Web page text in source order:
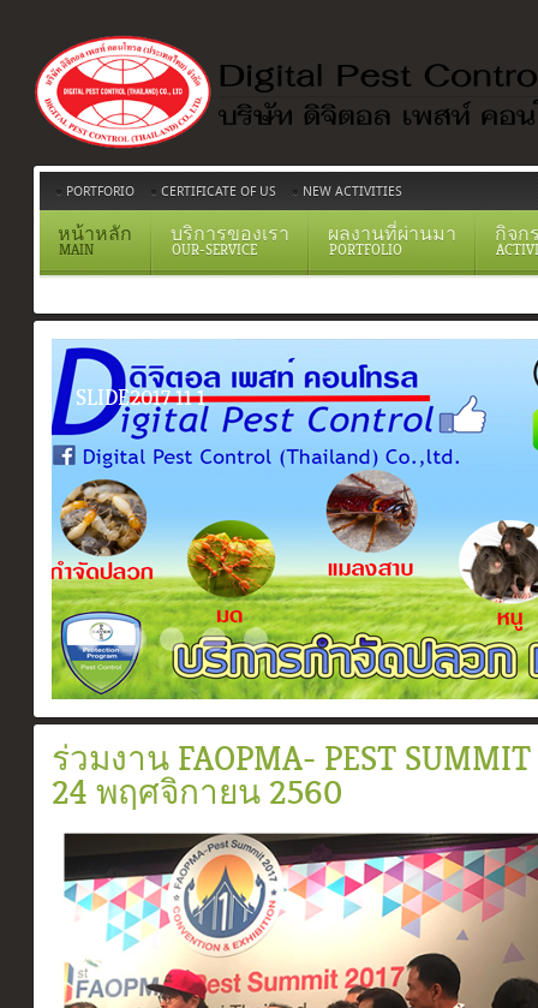
PORTFORIO CERTIFICATE OF US NEW ACTIVITIES
หน้าหลัก
MAIN
บริการของเรา
OUR-SERVICE
ผลงานที่ผ่านมา
PORTFOLIO
กิจก
Slide2017 11 1
Certificate
ระบบวางท่อกำจัดปลวกตามเเนวคาน
สเปรย์ยากำจัดปลวก
อัดน้ำยาเข้าท่อ
ร่วมงาน FAOPMA- PEST
24 พฤศจิกายน 2560